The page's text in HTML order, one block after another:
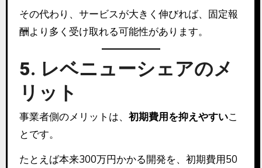
その代わり、サービスが大きく伸びれば、固定報
酬より多く受け取れる可能性があります。
5. レベニューシェアのメ
リット
事業者側のメリットは、 初期費用を抑えやすいこ
とです。
たとえば本来300万円かかる開発を、初期費用50